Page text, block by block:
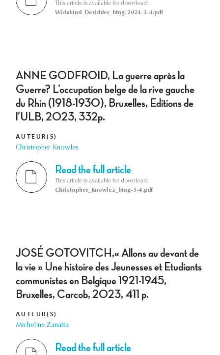
This article is available for download:
Widukind_Deridder_btng-2024-3-4.pdf
ANNE GODFROID, La guerre après la
Guerre? L’occupation belge de la rive gauche
du Rhin (1918-1930), Bruxelles, Editions de
l’ULB, 2023, 332p.
AUTEUR(S)
Christopher Knowles
Read the full article
This article is available for download:
Christopher_Knowlez_btng-3-4.pdf
JOSÉ GOTOVITCH,« Allons au devant de
la vie » Une histoire des Jeunesses et Etudiants
communistes en Belgique 1921-1945,
Bruxelles, Carcob, 2023, 411 p.
AUTEUR(S)
Micheline Zanatta
Read the full article